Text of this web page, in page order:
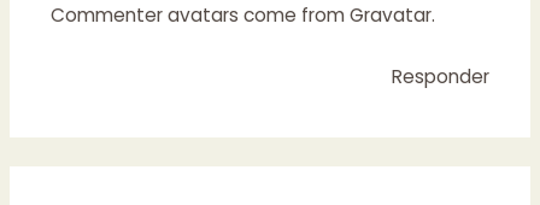
Commenter avatars come fromGravatar.
Responder